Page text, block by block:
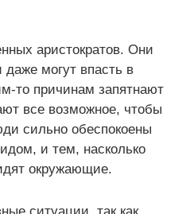
аристократов. Они
даже могут впасть в
то причинам запятнают
все возможное, чтобы
сильно обеспокоены
и тем, насколько
окружающие.
ситуации, так как